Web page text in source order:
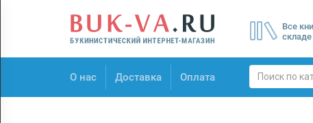
Все
складе
О нас Доставка Оплата
О нас